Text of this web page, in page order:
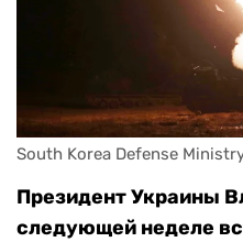
South Korea Defense
Президент Украины
следующей неделе